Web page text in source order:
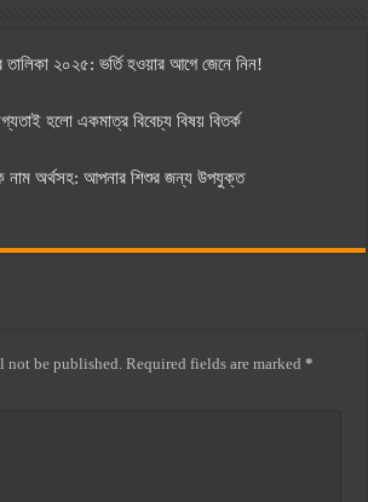
তালিকা ২০২৫: ভর্তি হওয়ার আগে জেনে নিন!
হলো একমাত্র বিবেচ্য বিষয় বিতর্ক
নাম অর্থসহ: আপনার শিশুর জন্য উপযুক্ত
not be published. Required fields are marked*